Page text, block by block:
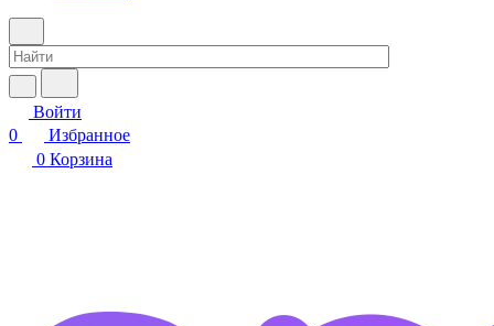
Войти
0
Избранное
0 Корзина